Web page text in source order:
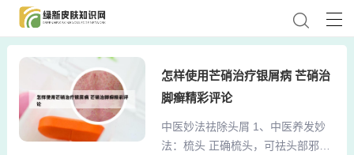
怎样使用芒硝治疗银屑病 芒硝治
脚癣精彩评论
中医妙法祛除头屑 1、中医养发妙
法：梳头 正确梳头，可祛头部邪